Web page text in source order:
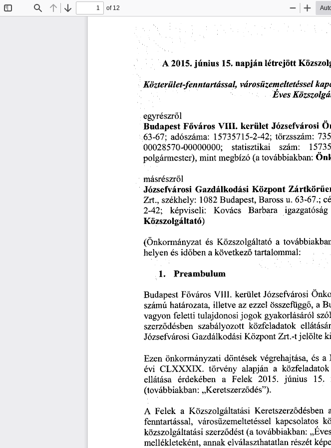
Find Previous
Next
of 12
Zoom
Zoom
A  2015. június
  15.
napján létrejött
Közterület-fenntartással,
     városüzemeltetéssel
Éves
egyrészről
Budapest
  Főváros
  VIII.
  kerület
  Józsefvárosi
63-67;
  adószáma:
  15735715-2-42;
  törzsszám:
00028570-00000000;
     statisztikai
    szám:
polgármester),
  mint
  megbízó
  (a
továbbiakban:
másrészről
Józsefvárosi
  Gazdálkodási
  Központ
Zrt., székhely:
  1082
Budapest,
  Baross
u. 63-67.;
2-42;
    képviseli:
    Kovács
    Barbara
    igazgatóság
Közszolgáltató)
(Önkormányzat
  és
  Közszolgáltató
a
helyen
  és
  időben
  a következő
  tartalommal:
1.      Preambulum
Budapest
  Főváros
  VIII.
  kerület
  Józsefvárosi
számú
  határozata,
  illetve
  az
ezzel
  összefüggő,
a
vagyon
  feletti
tulajdonosi jogok
  gyakorlásáról
szerződésben
   szabályozott
  közfeladatok
Józsefvárosi Gazdálkodási
  Központ
  Zrt.-t
jelölte ki
Ezen
  önkormányzati
  döntések
  végrehajtása,
  és
évi
  CLXXXIX.
   törvény
   alapján
  a
  közfeladatok
ellátása
   érdekében
   a
   Felek
   2015.
   június
    15.
(továbbiakban:
  „Keretszerződés").
A  Felek
   a
  Közszolgáltatási
   Keretszerződésben
fenntartással,
  városüzemeltetéssel
   kapcsolatos
közszolgáltatási
  szerződést
  (a
továbbiakban:
  „Éves
mellékleteként,
  annak
  elválaszthatatlan
  részét